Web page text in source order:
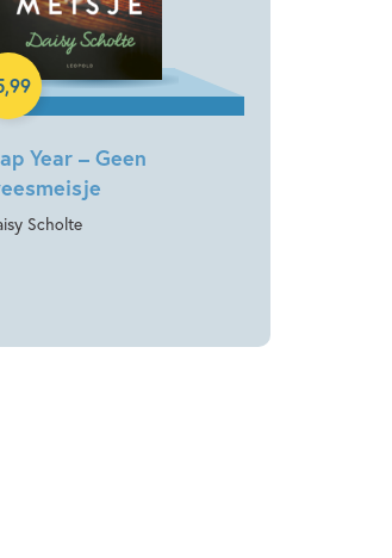
Year – Geen
Scholte
,99
Paperback